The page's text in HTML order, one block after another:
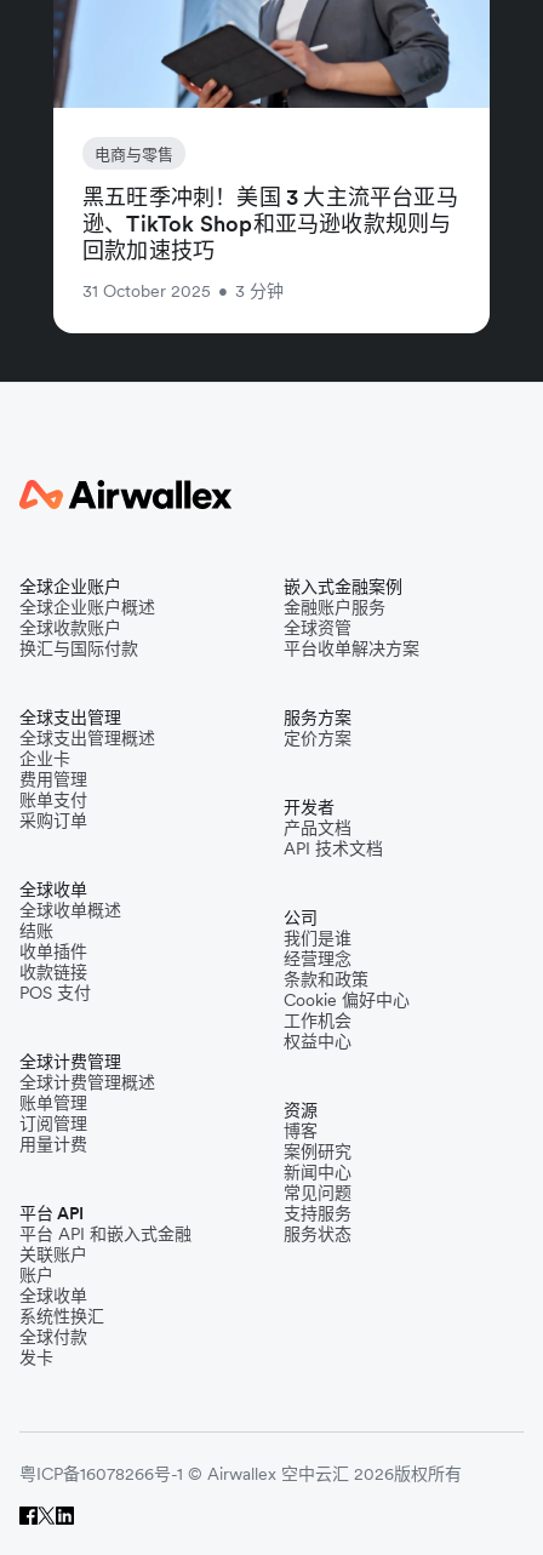
电商与零售
黑五旺季冲刺！美国 3 大主流平台亚马
逊、TikTok Shop和亚马逊收款规则与
回款加速技巧
31 October 2025 • 3 分钟
全球企业账户
全球企业账户概述
全球收款账户
换汇与国际付款
全球支出管理
全球支出管理概述
企业卡
费用管理
账单支付
采购订单
全球收单
全球收单概述
结账
收单插件
收款链接
POS 支付
全球计费管理
全球计费管理概述
账单管理
订阅管理
用量计费
平台 API
平台 API 和嵌入式金融
关联账户
账户
全球收单
系统性换汇
全球付款
发卡
嵌入式金融案例
金融账户服务
全球资管
平台收单解决方案
服务方案
定价方案
开发者
产品文档
API 技术文档
公司
我们是谁
经营理念
条款和政策
Cookie 偏好中心
工作机会
权益中心
资源
博客
案例研究
新闻中心
常见问题
支持服务
服务状态
粤ICP备16078266号-1 © Airwallex 空中云汇 2026版权所有